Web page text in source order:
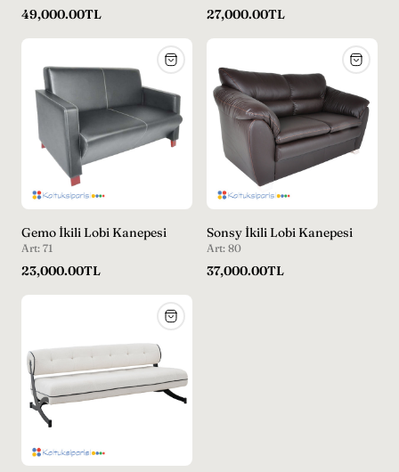
Normal
49,000.00TL
Normal
27,000.00TL
Gemo İkili Lobi Kanepesi
Art: 71
Normal
23,000.00TL
Sonsy İkili Lobi Kanepesi
Art: 80
Normal
37,000.00TL